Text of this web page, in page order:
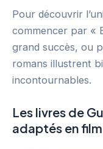
Pour découvrir
commencer par «
grand succès, ou
romans illustrent
incontournables.
Les livres de
adaptés en